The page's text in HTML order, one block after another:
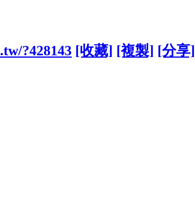
?428143 [收藏] [複製] [分享]